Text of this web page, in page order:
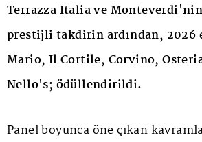
Terrazza Italia ve Monteverdi'nin
prestijli takdirin ardından, 2026
Mario, Il Cortile, Corvino,
Nello's; ödüllendirildi.
Panel boyunca öne çıkan